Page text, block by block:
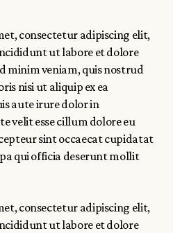
consectetur adipiscing elit,
ut labore et dolore
minim veniam, quis nostrud
nisi ut aliquip ex ea
aute irure dolor in
velit esse cillum dolore eu
sint occaecat cupidatat
qui officia deserunt mollit
consectetur adipiscing elit,
ut labore et dolore